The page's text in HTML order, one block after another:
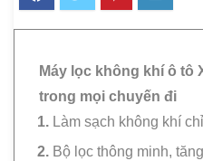
Máy lọc không khí ô tô
trong mọi chuyến đi
Làm sạch không khí
Bộ lọc thông minh,